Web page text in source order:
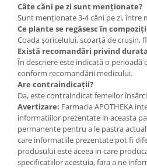
Câte căni pe zi sunt menționate?
Sunt menționate 3-4 căni pe zi, între
Ce plante se regăsesc în
Coada șoricelului, scoarță de crușin,
Există recomandări privind
În descriere este indicată o perioadă
conform recomandării medicului.
Are contraindicații?
Da, este contraindicat femeilor
Avertizare: Farmacia APOTHEKA
informatiilor prezentate in aceasta
permanente pentru a le pastra
care informatiile prezentate pot fi
produsului este aceea in care
specificatiilor acestuia, fara a ne